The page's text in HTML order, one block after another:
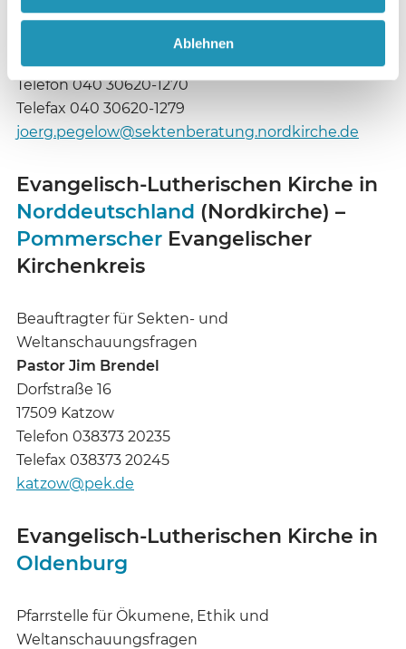
Ablehnen
Pastor Jörg Pegelow
22767 Hamburg
Telefon 040 30620-1270
Telefax 040 30620-1279
joerg.pegelow@sektenberatung.nordkirche.de
Evangelisch-Lutherischen Kirche in
Norddeutschland (Nordkirche) –
Pommerscher Evangelischer
Kirchenkreis
Beauftragter für Sekten- und
Weltanschauungsfragen
Pastor Jim Brendel
Dorfstraße 16
17509 Katzow
Telefon 038373 20235
Telefax 038373 20245
katzow@pek.de
Evangelisch-Lutherischen Kirche in
Oldenburg
Pfarrstelle für Ökumene, Ethik und
Weltanschauungsfragen